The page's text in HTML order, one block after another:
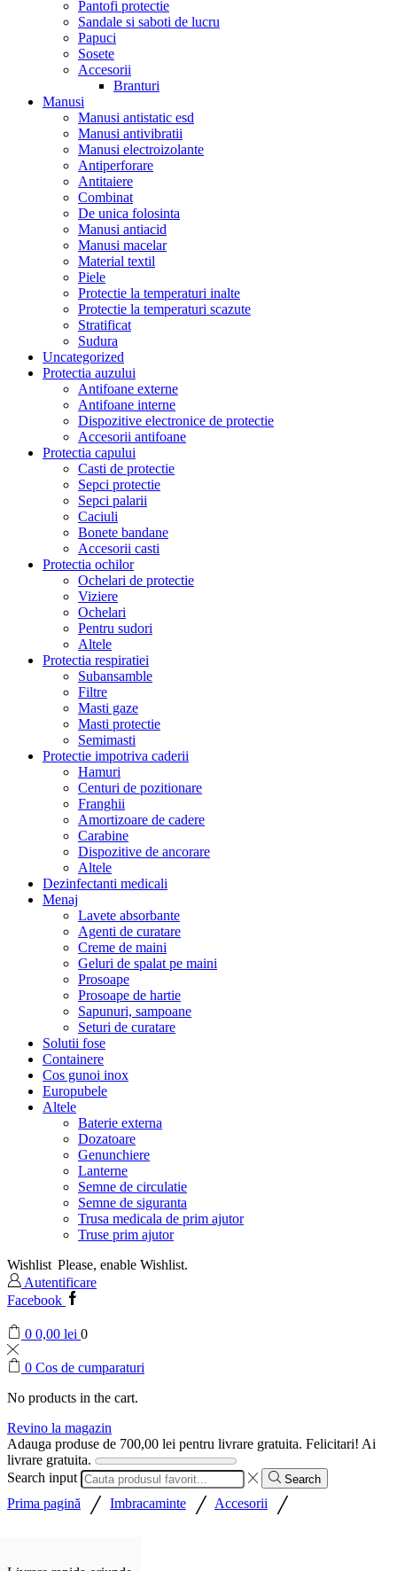
Pantofi protectie
Sandale si saboti de lucru
Papuci
Sosete
Accesorii
Branturi
Manusi
Manusi antistatic esd
Manusi antivibratii
Manusi electroizolante
Antiperforare
Antitaiere
Combinat
De unica folosinta
Manusi antiacid
Manusi macelar
Material textil
Piele
Protectie la temperaturi inalte
Protectie la temperaturi scazute
Stratificat
Sudura
Uncategorized
Protectia auzului
Antifoane externe
Antifoane interne
Dispozitive electronice de protectie
Accesorii antifoane
Protectia capului
Casti de protectie
Sepci protectie
Sepci palarii
Caciuli
Bonete bandane
Accesorii casti
Protectia ochilor
Ochelari de protectie
Viziere
Ochelari
Pentru sudori
Altele
Protectia respiratiei
Subansamble
Filtre
Masti gaze
Masti protectie
Semimasti
Protectie impotriva caderii
Hamuri
Centuri de pozitionare
Franghii
Amortizoare de cadere
Carabine
Dispozitive de ancorare
Altele
Dezinfectanti medicali
Menaj
Lavete absorbante
Agenti de curatare
Creme de maini
Geluri de spalat pe maini
Prosoape
Prosoape de hartie
Sapunuri, sampoane
Seturi de curatare
Solutii fose
Containere
Cos gunoi inox
Europubele
Altele
Baterie externa
Dozatoare
Genunchiere
Lanterne
Semne de circulatie
Semne de siguranta
Trusa medicala de prim ajutor
Truse prim ajutor
Wishlist Please, enable Wishlist.
Autentificare
Facebook
0 0,00 lei 0
0 Cos de cumparaturi
No products in the cart.
Revino la magazin
Adauga produse de 700,00 lei pentru livrare gratuita. Felicitari! Ai
livrare gratuita.
Search input
Search
Prima pagină / Imbracaminte / Accesorii /